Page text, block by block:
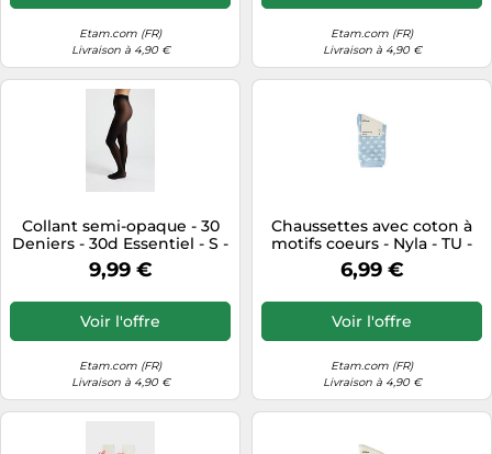
Etam.com (FR)
Livraison à 4,90 €
Etam.com (FR)
Livraison à 4,90 €
Collant semi-opaque - 30
Deniers - 30d Essentiel - S -
Noir - Femme - Etam
9,99 €
Voir l'offre
Etam.com (FR)
Livraison à 4,90 €
Chaussettes avec coton à
motifs coeurs - Nyla - TU -
Bleu - Femme - Etam
6,99 €
Voir l'offre
Etam.com (FR)
Livraison à 4,90 €